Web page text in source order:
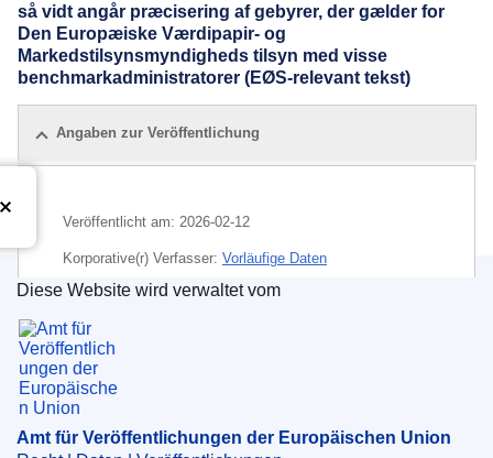
så vidt angår præcisering af gebyrer, der gælder for
Den Europæiske Værdipapir- og
Markedstilsynsmyndigheds tilsyn med visse
benchmarkadministratorer (EØS-relevant tekst)
Angaben zur Veröffentlichung
Veröffentlicht am: 2026-02-12
Korporative(r) Verfasser: Vorläufige Daten
Amt für Veröffentlichungen der Europäischen
Diese Website wird verwaltet vom
Amt für Veröffentlichungen der Europäischen Union